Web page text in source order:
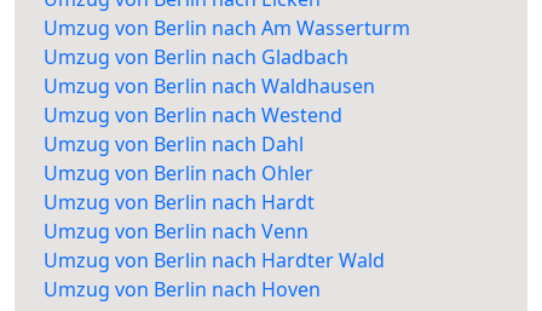
Umzug von Berlin nach Am Wasserturm
Umzug von Berlin nach Gladbach
Umzug von Berlin nach Waldhausen
Umzug von Berlin nach Westend
Umzug von Berlin nach Dahl
Umzug von Berlin nach Ohler
Umzug von Berlin nach Hardt
Umzug von Berlin nach Venn
Umzug von Berlin nach Hardter Wald
Umzug von Berlin nach Hoven